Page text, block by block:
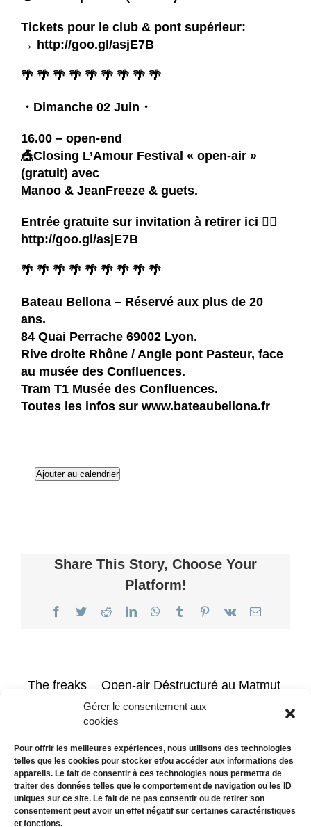
Gérer le consentement aux
cookies
Pour offrir les meilleures expériences, nous utilisons des technologies
telles que les cookies pour stocker et/ou accéder aux informations des
appareils. Le fait de consentir à ces technologies nous permettra de
traiter des données telles que le comportement de navigation ou les ID
uniques sur ce site. Le fait de ne pas consentir ou de retirer son
consentement peut avoir un effet négatif sur certaines caractéristiques
et fonctions.
Tickets pour le club & pont supérieur:
→ http://goo.gl/asjE7B
🌴 🌴 🌴 🌴 🌴 🌴 🌴 🌴 🌴
・Dimanche 02 Juin・
16.00 – open-end
🎪Closing L’Amour Festival « open-air »
(gratuit) avec
Manoo & JeanFreeze & guets.
Entrée gratuite sur invitation à retirer ici 👉🏽
http://goo.gl/asjE7B
🌴 🌴 🌴 🌴 🌴 🌴 🌴 🌴 🌴
Bateau Bellona – Réservé aux plus de 20
ans.
84 Quai Perrache 69002 Lyon.
Rive droite Rhône / Angle pont Pasteur, face
au musée des Confluences.
Tram T1 Musée des Confluences.
Toutes les infos sur www.bateaubellona.fr
Ajouter au calendrier
Share This Story, Choose Your
Platform!
Facebook
TwitterRedditLinkedInWhatsApp
TumblrPinterest
Vk Email
The freaks
Open-air Déstructuré au Matmut
Stadium Gerland